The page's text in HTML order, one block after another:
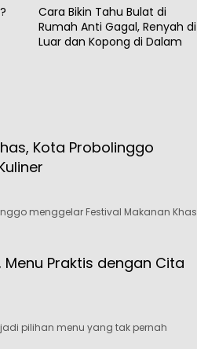
Cara Bikin Tahu Bulat di
Rumah Anti Gagal, Renyah di
Luar dan Kopong di Dalam
Kota Probolinggo
menggelar Festival Makanan Khas
Menu Praktis dengan Cita
pilihan menu yang tak pernah